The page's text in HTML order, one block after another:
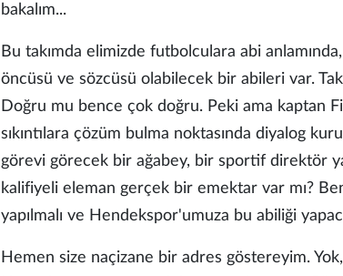
bakalım...
Bu takımda elimizde futbolculara abi
öncüsü ve sözcüsü olabilecek bir abileri var.
Doğru mu bence çok doğru. Peki ama kaptan
sıkıntılara çözüm bulma noktasında diyalog
görevi görecek bir ağabey, bir sportif direktör
kalifiyeli eleman gerçek bir emektar var mı?
yapılmalı ve Hendekspor'umuza bu abiliği
Hemen size naçizane bir adres göstereyim.